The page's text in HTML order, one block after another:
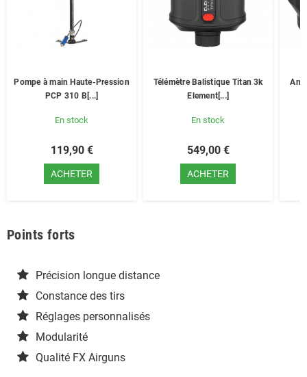
Pompe à main Haute-Pression
PCP 310 B[...]
En stock
119,90 €
ACHETER
Télémètre Balistique Titan 3k
Element[...]
En stock
549,00 €
ACHETER
Points forts
Précision longue distance
Constance des tirs
Réglages personnalisés
Modularité
Qualité FX Airguns